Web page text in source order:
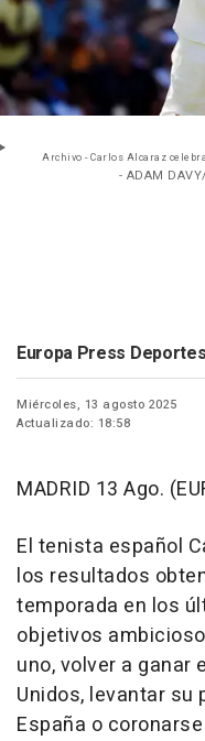
Archivo - Carlos Alcaraz
- ADAM
Europa Press Deportes
Miércoles, 13 agosto 2025
Actualizado: 18:58
MADRID 13 Ago.
El tenista español
los resultados
temporada en los
objetivos
uno, volver a ganar
Unidos, levantar su
España o